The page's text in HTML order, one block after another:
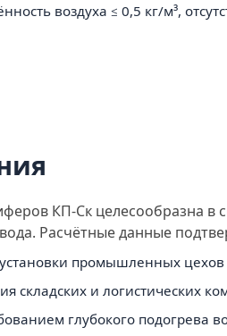
воздуха ≤ 0,5 кг/м³,
КП-Ск целесообразна
Расчётные данные
промышленных цехов
складских и логистических
глубокого подогрева